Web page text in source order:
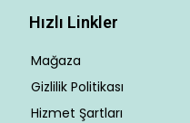
Hızlı Linkler
Mağaza
Gizlilik Politikası
Hizmet Şartları